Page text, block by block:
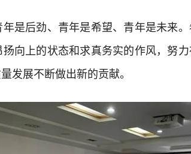
后劲、青年是希望、青年是未来。
向上的状态和求真务实的作风，努
发展不断做出新的贡献。